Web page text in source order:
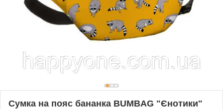
Сумка на пояс бананка BUMBAG "Єнотики"